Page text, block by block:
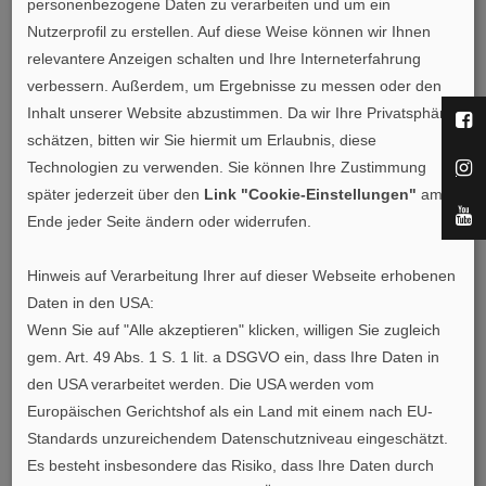
Holzwirtschaft getragen. Ziel des Vereins ist die Förderung
des natürlichen Werkstoff-Allrounders Furnier.
Schau mal vorbei
www.sg-veneers.com/
facebook
linkedin
Weitere Informationen über die IFN unter:
furnier.de
www.furniergeschichten.de
facebook
personenbezogene Daten zu verarbeiten und um ein
Nutzerprofil zu erstellen. Auf diese Weise können wir Ihnen
relevantere Anzeigen schalten und Ihre Interneterfahrung
verbessern. Außerdem, um Ergebnisse zu messen oder den
Inhalt unserer Website abzustimmen. Da wir Ihre Privatsphäre
schätzen, bitten wir Sie hiermit um Erlaubnis, diese
Technologien zu verwenden. Sie können Ihre Zustimmung
später jederzeit über den Link "Cookie-Einstellungen" am
Ende jeder Seite ändern oder widerrufen.
Hinweis auf Verarbeitung Ihrer auf dieser Webseite erhobenen
Daten in den USA:
Wenn Sie auf "Alle akzeptieren" klicken, willigen Sie zugleich
gem. Art. 49 Abs. 1 S. 1 lit. a DSGVO ein, dass Ihre Daten in
den USA verarbeitet werden. Die USA werden vom
Europäischen Gerichtshof als ein Land mit einem nach EU-
Standards unzureichendem Datenschutzniveau eingeschätzt.
Es besteht insbesondere das Risiko, dass Ihre Daten durch